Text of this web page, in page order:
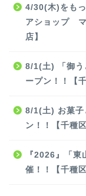
4/30(木)をも
アショップ マ
店】
8/1(土) 「御
ープン！！【
8/1(土) お菓子
ン！！【千種
『2026』「
催！！【千種